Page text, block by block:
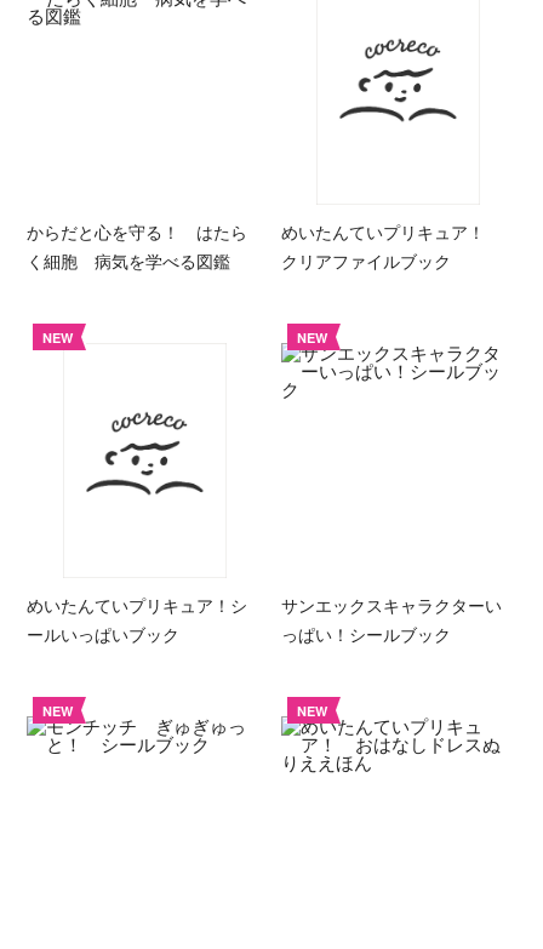
からだと心を守る！ はたら
く細胞 病気を学べる図鑑
めいたんていプリキュア！
クリアファイルブック
NEW
めいたんていプリキュア！シ
ールいっぱいブック
NEW
サンエックスキャラクターい
っぱい！シールブック
NEW NEW